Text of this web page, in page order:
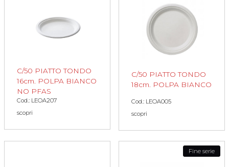
C/50 PIATTO TONDO
16cm. POLPA BIANCO
NO PFAS
Cod.: LEOA207
scopri
C/50 PIATTO TONDO
18cm. POLPA BIANCO
Cod.: LEOA005
scopri
Fine serie